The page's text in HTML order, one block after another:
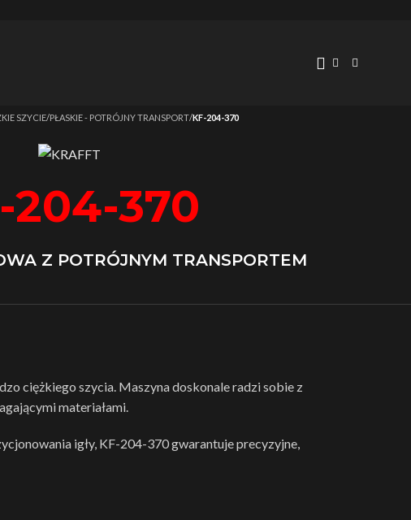
SZYCIE/PŁASKIE - POTRÓJNY TRANSPORT/KF-204-370
204-370
Z POTRÓJNYM TRANSPORTEM
ciężkiego szycia. Maszyna doskonale radzi sobie z
materiałami.
igły, KF-204-370 gwarantuje precyzyjne,